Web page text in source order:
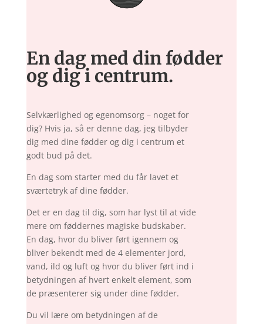
En dag med din fødder
og dig i centrum.
Selvkærlighed og egenomsorg – noget for
dig? Hvis ja, så er denne dag, jeg tilbyder
dig med dine fødder og dig i centrum et
godt bud på det.
En dag som starter med du får lavet et
sværtetryk af dine fødder.
Det er en dag til dig, som har lyst til at vide
mere om føddernes magiske budskaber.
En dag, hvor du bliver ført igennem og
bliver bekendt med de 4 elementer jord,
vand, ild og luft og hvor du bliver ført ind i
betydningen af hvert enkelt element, som
de præsenterer sig under dine fødder.
Du vil lære om betydningen af de